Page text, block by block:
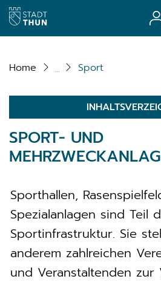
Stadt Thun
Home Sport
SPORT- UND
Sporthallen,
Spezialanlagen sind Teil
Sportinfrastruktur. Sie
anderem zahlreichen
und Veranstaltenden zur